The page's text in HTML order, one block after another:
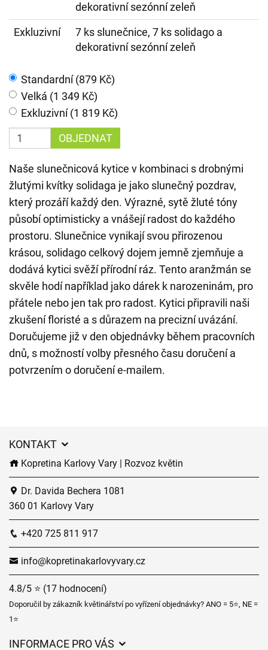
dekorativní sezónní zeleň
Exkluzivní
7 ks slunečnice, 7 ks solidago a
dekorativní sezónní zeleň
Standardní (879 Kč)
Velká (1 349 Kč)
Exkluzivní (1 819 Kč)
OBJEDNAT
Naše slunečnicová kytice v kombinaci s drobnými
žlutými kvítky solidaga je jako slunečný pozdrav,
který prozáří každý den. Výrazné, sytě žluté tóny
působí optimisticky a vnášejí radost do každého
prostoru. Slunečnice vynikají svou přirozenou
krásou, solidago celkový dojem jemně zjemňuje a
dodává kytici svěží přírodní ráz. Tento aranžmán se
skvěle hodí například jako dárek k narozeninám, pro
přátele nebo jen tak pro radost. Kytici připravili naši
zkušení floristé a s důrazem na precizní uvázání.
Doručujeme již v den objednávky během pracovních
dnů, s možností volby přesného času doručení a
potvrzením o doručení e-mailem.
KONTAKT
Kopretina Karlovy Vary | Rozvoz květin
Dr. Davida Bechera 1081
360 01 Karlovy Vary
+420 725 811 917
info@kopretinakarlovyvary.cz
4.8/5 ⭐ (17 hodnocení)
Doporučil by zákazník květinářství po vyřízení objednávky? ANO = 5⭐, NE =
1⭐
INFORMACE PRO VÁS